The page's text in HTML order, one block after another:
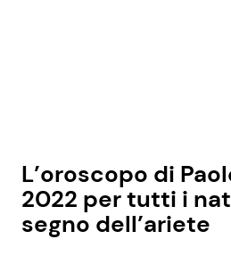
Privacy Policy
L’oroscopo di
2022 per tutti i
segno dell’ariete